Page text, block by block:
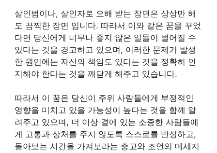
살인범이나, 살인자로 오해 받는 장면은 상상만 해
도 끔찍한 장면 입니다. 따라서 이와 같은 꿈을 꾸었
다면 당신에게 너무나 좋지 않은 일들이 벌어질 수
있다는 것을 경고하고 있으며, 이러한 문제가 발생
한 원인에는 자신의 책임도 있다는 것을 정확히 인
지해야 한다는 것을 깨닫게 해주고 있습니다.
따라서 이 꿈은 당신이 주위 사람들에게 부정적인
영향을 미치고 있을 가능성이 높다는 것을 함께 알
려주고 있으며, 더 이상 곁에 있는 소중한 사람들에
게 고통과 상처를 주지 않도록 스스로를 반성하고,
돌아보는 시간을 가져보라는 충고와 조언의 메세지